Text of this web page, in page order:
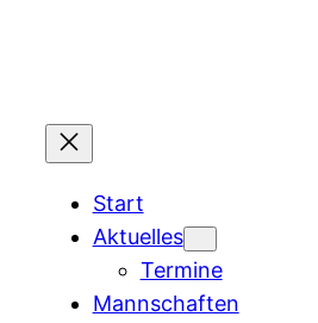
Start
Aktuelles
Termine
Mannschaften